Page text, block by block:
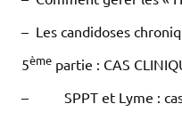
– Les candidoses
5ème partie : CAS
– SPPT et Lyme : cas